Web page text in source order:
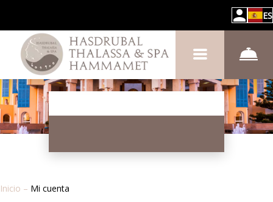
ES
Inicio – Mi cuenta